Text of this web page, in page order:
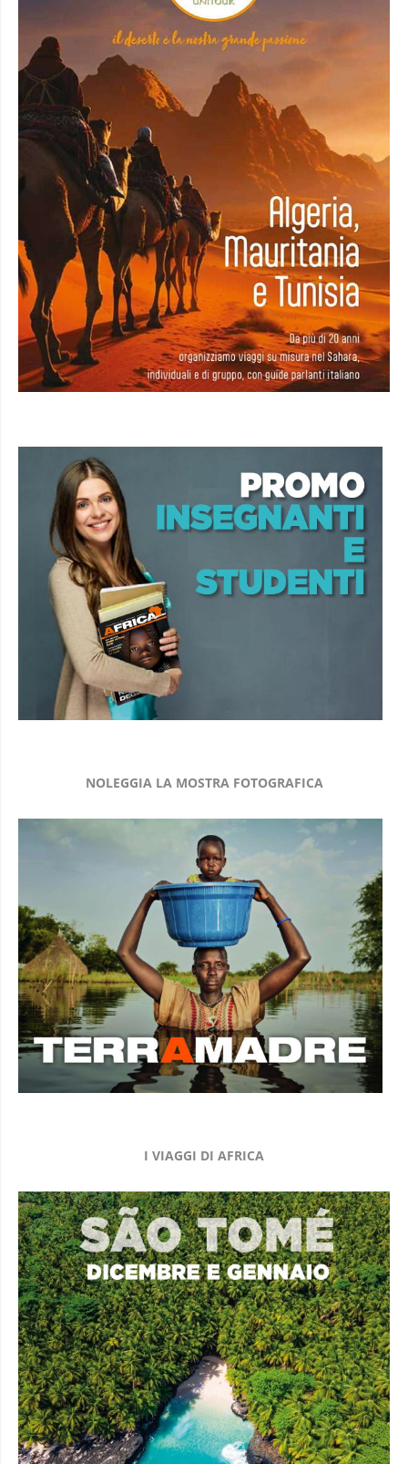
NOLEGGIA LA MOSTRA FOTOGRAFICA
I VIAGGI DI AFRICA